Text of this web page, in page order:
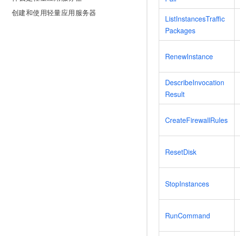
创建和使用轻量应用服务器
ListInstancesTraffic
Packages
RenewInstance
DescribeInvocation
Result
CreateFirewallRules
ResetDisk
StopInstances
RunCommand